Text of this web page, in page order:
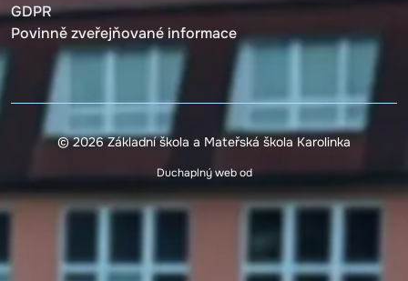
GDPR
Povinně zveřejňované informace
© 2026 Základní škola a Mateřská škola Karolinka
Duchaplný web od